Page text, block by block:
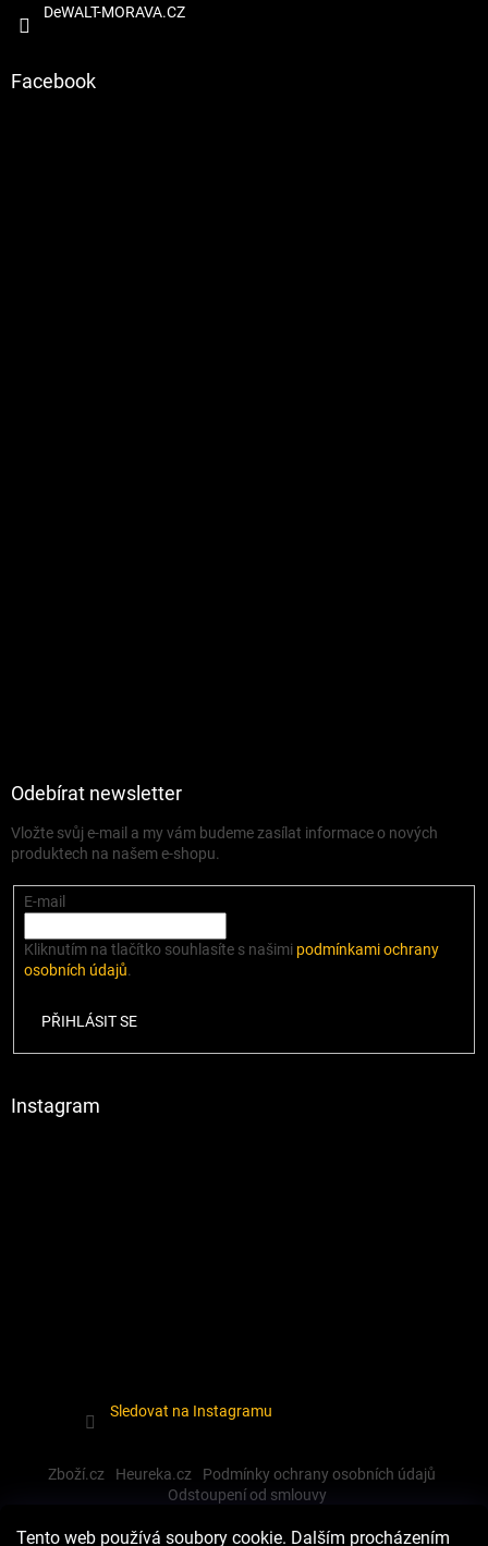
Tento web používá soubory cookie. Dalším procházením
DeWALT-MORAVA.CZ
Facebook
Odebírat newsletter
Vložte svůj e-mail a my vám budeme zasílat informace o nových
produktech na našem e-shopu.
E-mail
Kliknutím na tlačítko souhlasíte s našimi podmínkami ochrany
osobních údajů.
PŘIHLÁSIT SE
Instagram
Sledovat na Instagramu
Zboží.cz Heureka.cz
Podmínky ochrany osobních údajů
Odstoupení od smlouvy